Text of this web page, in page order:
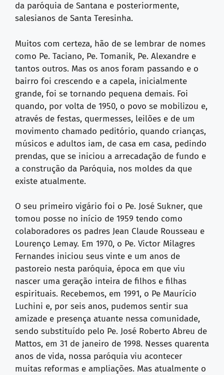
da paróquia de Santana e posteriormente,
salesianos de Santa Teresinha.
Muitos com certeza, hão de se lembrar de nomes
como Pe. Taciano, Pe. Tomanik, Pe. Alexandre e
tantos outros. Mas os anos foram passando e o
bairro foi crescendo e a capela, inicialmente
grande, foi se tornando pequena demais. Foi
quando, por volta de 1950, o povo se mobilizou e,
através de festas, quermesses, leilões e de um
movimento chamado peditório, quando crianças,
músicos e adultos iam, de casa em casa, pedindo
prendas, que se iniciou a arrecadação de fundo e
a construção da Paróquia, nos moldes da que
existe atualmente.
O seu primeiro vigário foi o Pe. José Sukner, que
tomou posse no início de 1959 tendo como
colaboradores os padres Jean Claude Rousseau e
Lourenço Lemay. Em 1970, o Pe. Victor Milagres
Fernandes iniciou seus vinte e um anos de
pastoreio nesta paróquia, época em que viu
nascer uma geração inteira de filhos e filhas
espirituais. Recebemos, em 1991, o Pe Maurício
Luchini e, por seis anos, pudemos sentir sua
amizade e presença atuante nessa comunidade,
sendo substituído pelo Pe. José Roberto Abreu de
Mattos, em 31 de janeiro de 1998. Nesses quarenta
anos de vida, nossa paróquia viu acontecer
muitas reformas e ampliações. Mas atualmente o